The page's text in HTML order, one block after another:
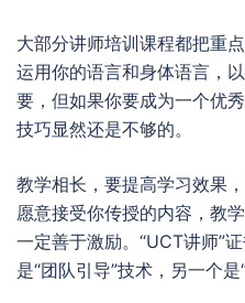
大部分讲师培训课程都把重
运用你的语言和身体语言，
要，但如果你要成为一个优
技巧显然还是不够的。
教学相长，要提高学习效果
愿意接受你传授的内容，教
一定善于激励。“UCT讲师”
是“团队引导”技术，另一个是